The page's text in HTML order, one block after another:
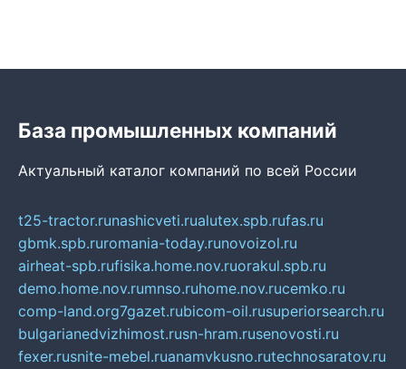
База промышленных компаний
Актуальный каталог компаний по всей России
t25-tractor.runashicveti.rualutex.spb.rufas.ru
gbmk.spb.ruromania-today.runovoizol.ru
airheat-spb.rufisika.home.nov.ruorakul.spb.ru
demo.home.nov.rumnso.ruhome.nov.rucemko.ru
comp-land.org7gazet.rubicom-oil.rusuperiorsearch.ru
bulgarianedvizhimost.rusn-hram.rusenovosti.ru
fexer.rusnite-mebel.ruanamvkusno.rutechnosaratov.ru